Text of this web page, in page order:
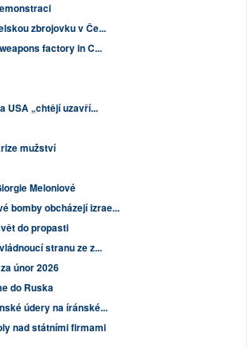
zbrojovku v Če...
factory in C...
USA „chtějí uzavří...
mužství
Meloniové
bomby obcházejí izrae...
do propasti
stranu ze z...
únor 2026
do Ruska
údery na íránské...
nad státními firmami